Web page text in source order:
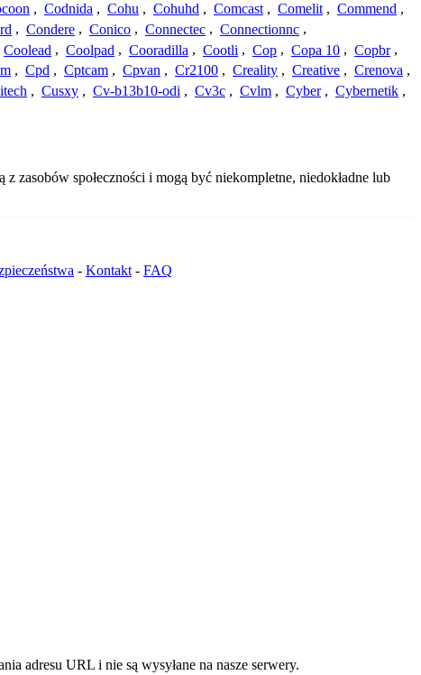
, Codnida , Cohu , Cohuhd , Comcast , Comelit , Commend ,
, Condere , Conico , Connectec , Connectionnc ,
Coolead , Coolpad , Cooradilla , Cootli , Cop , Copa 10 , Copbr ,
, Cpd , Cptcam , Cpvan , Cr2100 , Creality , Creative , Crenova ,
, Cusxy , Cv-b13b10-odi , Cv3c , Cvlm , Cyber , Cybernetik ,
zasobów społeczności i mogą być niekompletne, niedokładne lub
- Kontakt - FAQ
adresu URL i nie są wysyłane na nasze serwery.